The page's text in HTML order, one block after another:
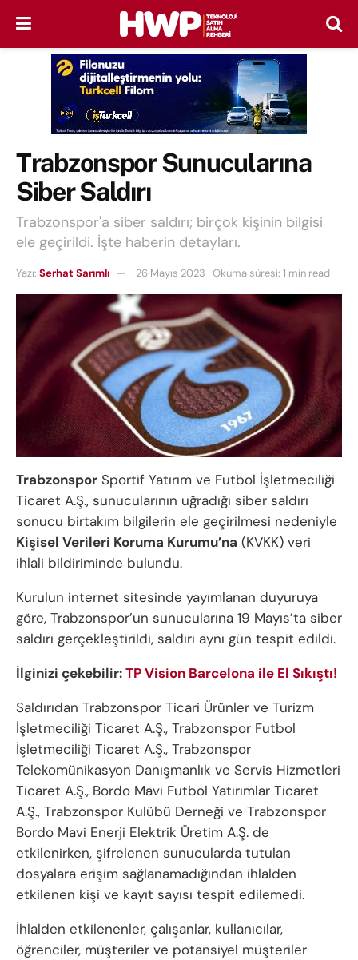
Trabzonspor Sunucularına
Siber Saldırı
Trabzonspor'a siber saldırı; birçok kişinin bilgisi
ele geçirildi. İşte haberin detayları.
Yazı: Serhat Sarımlı 26 Mayıs 2023 Okuma süresi: 1 min read
Trabzonspor Sportif Yatırım ve Futbol İşletmeciliği
Ticaret A.Ş., sunucularının uğradığı siber saldırı
sonucu birtakım bilgilerin ele geçirilmesi nedeniyle
Kişisel Verileri Koruma Kurumu’na (KVKK) veri
ihlali bildiriminde bulundu.
Kurulun internet sitesinde yayımlanan duyuruya
göre, Trabzonspor’un sunucularına 19 Mayıs’ta siber
saldırı gerçekleştirildi, saldırı aynı gün tespit edildi.
İlginizi çekebilir:TP Vision Barcelona ile El Sıkıştı!
Saldırıdan Trabzonspor Ticari Ürünler ve Turizm
İşletmeciliği Ticaret A.Ş., Trabzonspor Futbol
İşletmeciliği Ticaret A.Ş., Trabzonspor
Telekomünikasyon Danışmanlık ve Servis Hizmetleri
Ticaret A.Ş., Bordo Mavi Futbol Yatırımlar Ticaret
A.Ş., Trabzonspor Kulübü Derneği ve Trabzonspor
Bordo Mavi Enerji Elektrik Üretim A.Ş. de
etkilenirken, şifrelenen sunucularda tutulan
dosyalara erişim sağlanamadığından ihlalden
etkilenen kişi ve kayıt sayısı tespit edilemedi.
İhlalden etkilenenler, çalışanlar, kullanıcılar,
öğrenciler, müşteriler ve potansiyel müşteriler